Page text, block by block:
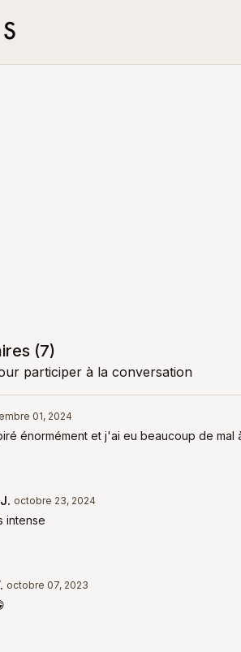
(7)
participer à la conversation
01, 2024
énormément et j'ai eu beaucoup de mal
octobre 23, 2024
intense
octobre 07, 2023